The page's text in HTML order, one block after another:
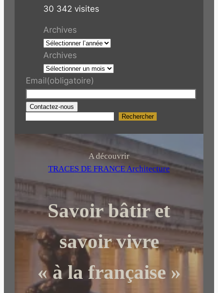
30 342 visites
Archives
Archives
Email(obligatoire)
Contactez-nous
r
c
h
r
Rechercher
A découvrir
TRACES DE FRANCE Architecture
Savoir bâtir et
savoir vivre
« à la française »